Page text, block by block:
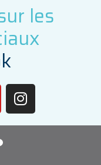
les
k